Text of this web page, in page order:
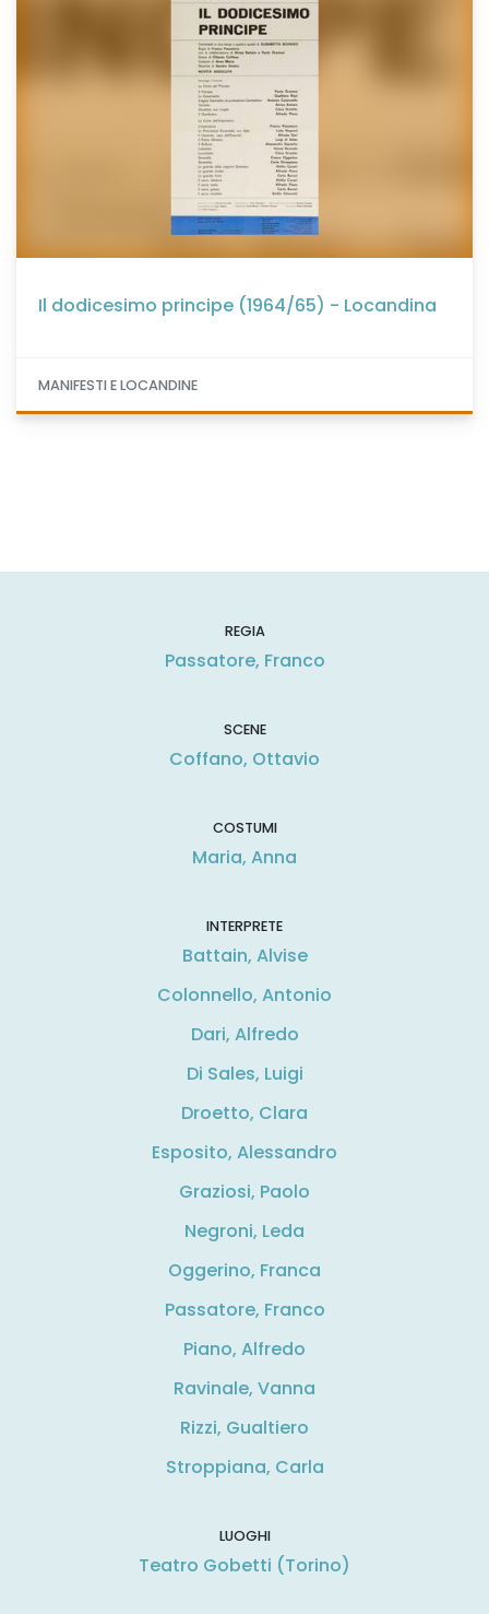
Il dodicesimo principe (1964/65) - Locandina
MANIFESTI E LOCANDINE
REGIA
Passatore, Franco
SCENE
Coffano, Ottavio
COSTUMI
Maria, Anna
INTERPRETE
Battain, Alvise
Colonnello, Antonio
Dari, Alfredo
Di Sales, Luigi
Droetto, Clara
Esposito, Alessandro
Graziosi, Paolo
Negroni, Leda
Oggerino, Franca
Passatore, Franco
Piano, Alfredo
Ravinale, Vanna
Rizzi, Gualtiero
Stroppiana, Carla
LUOGHI
Teatro Gobetti (Torino)